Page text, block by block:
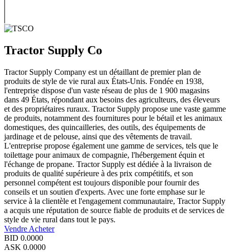
Tractor Supply Co
Tractor Supply Company est un détaillant de premier plan de
produits de style de vie rural aux États-Unis. Fondée en 1938,
l'entreprise dispose d'un vaste réseau de plus de 1 900 magasins
dans 49 États, répondant aux besoins des agriculteurs, des éleveurs
et des propriétaires ruraux. Tractor Supply propose une vaste gamme
de produits, notamment des fournitures pour le bétail et les animaux
domestiques, des quincailleries, des outils, des équipements de
jardinage et de pelouse, ainsi que des vêtements de travail.
L'entreprise propose également une gamme de services, tels que le
toilettage pour animaux de compagnie, l'hébergement équin et
l'échange de propane. Tractor Supply est dédiée à la livraison de
produits de qualité supérieure à des prix compétitifs, et son
personnel compétent est toujours disponible pour fournir des
conseils et un soutien d'experts. Avec une forte emphase sur le
service à la clientèle et l'engagement communautaire, Tractor Supply
a acquis une réputation de source fiable de produits et de services de
style de vie rural dans tout le pays.
Vendre Acheter
BID 0.0000
ASK 0.0000